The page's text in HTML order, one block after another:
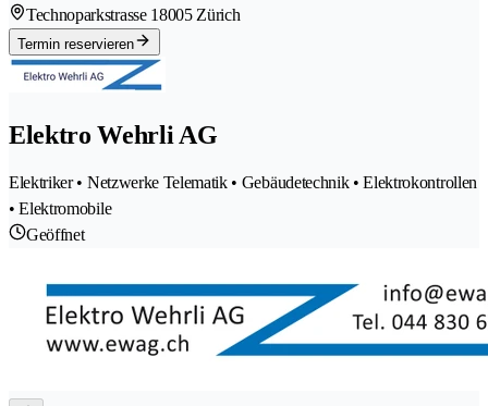
Technoparkstrasse 18005 Zürich
Termin reservieren
Elektro Wehrli AG
Elektriker • Netzwerke Telematik • Gebäudetechnik • Elektrokontrollen
• Elektromobile
Geöffnet